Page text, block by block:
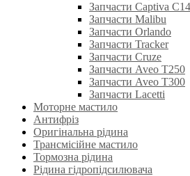
Запчасти Captiva
Запчасти Malibu
Запчасти Orlando
Запчасти Tracker
Запчасти Cruze
Запчасти Aveo T250
Запчасти Aveo T300
Запчасти Lacetti
Моторне мастило
Антифріз
Оригінальна рідина
Трансмісійне мастило
Тормозна рідина
Рідина гідропідсилювача